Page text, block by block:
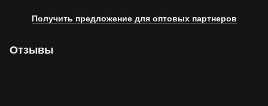
Получить предложение для оптовых партнеров
Отзывы